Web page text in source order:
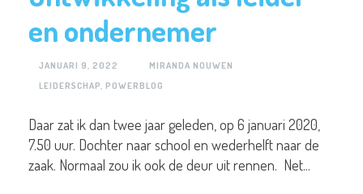
en ondernemer
JANUARI 9, 2022
MIRANDA NOUWEN
LEIDERSCHAP, POWERBLOG
Daar zat ik dan twee jaar geleden, op 6 januari 2020,
7.50 uur. Dochter naar school en wederhelft naar de
zaak. Normaal zou ik ook de deur uit rennen. Net...